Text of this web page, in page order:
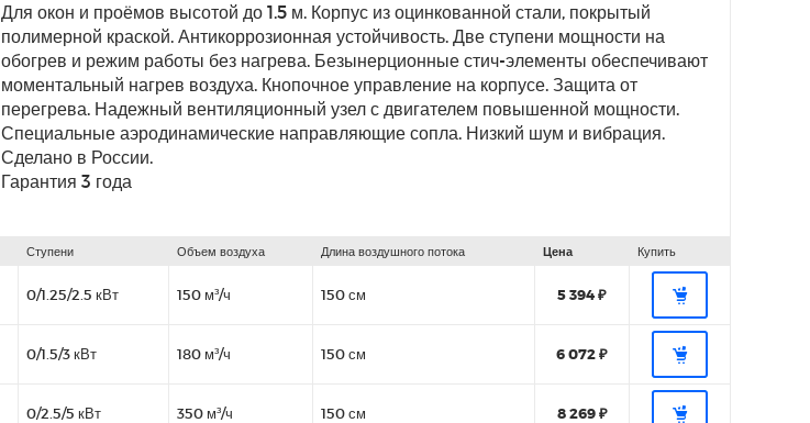
Для окон и проёмов высотой до 1.5 м. Корпус из оцинкованной стали, покрытый
полимерной краской. Антикоррозионная устойчивость. Две ступени мощности на
обогрев и режим работы без нагрева. Безынерционные стич-элементы обеспечивают
моментальный нагрев воздуха. Кнопочное управление на корпусе. Защита от
перегрева. Надежный вентиляционный узел с двигателем повышенной мощности.
Специальные аэродинамические направляющие сопла. Низкий шум и вибрация.
Сделано в России.
Гарантия 3 года
Ступени Объем воздуха Длина воздушного потока Цена Купить
0/1.25/2.5 кВт 150 м³/ч 150 см 5 394 ₽
0/1.5/3 кВт 180 м³/ч 150 см 6 072 ₽
0/2.5/5 кВт 350 м³/ч 150 см 8 269 ₽